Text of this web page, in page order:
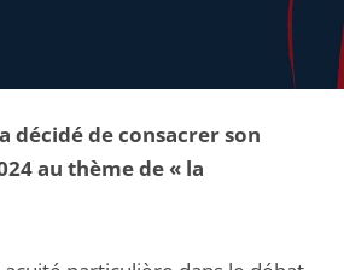
décidé de consacrer son
au thème de « la